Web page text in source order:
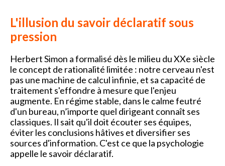
L'illusion du savoir déclaratif sous
pression
Herbert Simon a formalisé dès le milieu du XXe siècle
le concept de rationalité limitée : notre cerveau n'est
pas une machine de calcul infinie, et sa capacité de
traitement s'effondre à mesure que l'enjeu
augmente. En régime stable, dans le calme feutré
d'un bureau, n’importe quel dirigeant connaît ses
classiques. Il sait qu'il doit écouter ses équipes,
éviter les conclusions hâtives et diversifier ses
sources d'information. C'est ce que la psychologie
appelle le savoir déclaratif.